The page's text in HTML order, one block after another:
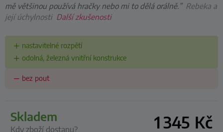
mě většinou používá hračky nebo mi to dělá orálně.” Rebeka a
její úchylnosti Další zkušenosti
nastavitelné rozpětí
odolná, železná vnitřní konstrukce
bez pout
skladem
Kdy zboží dostanu? 1 345 Kč